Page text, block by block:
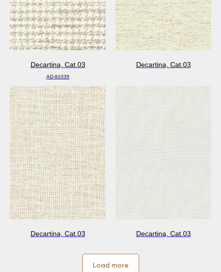
Decartina, Cat.03
AD-91035
Decartina, Cat.03
Decartina, Cat.03 Decartina, Cat.03
Load more